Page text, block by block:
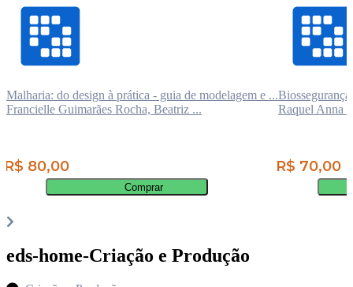
Malharia: do design à prática - guia de modelagem e ...
Francielle Guimarães Rocha, Beatriz ...
R$ 80,00
Comprar
Raquel Anna
R$ 70,00
eds-home-Criação e Produção